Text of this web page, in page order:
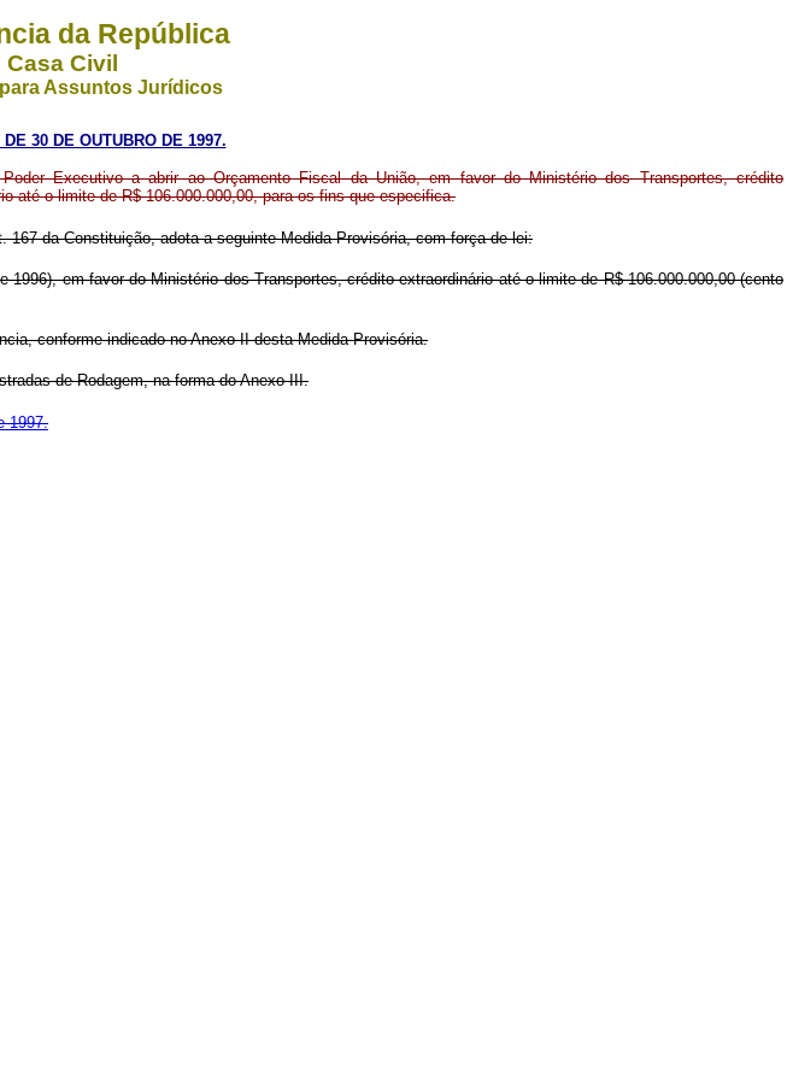
da República
Casa Civil
Assuntos Jurídicos
30 DE OUTUBRO DE 1997.
Executivo a abrir ao Orçamento Fiscal da União, em favor do Ministério dos Transportes, crédito
até o limite de R$ 106.000.000,00, para os fins que especifica.
167 da Constituição, adota a seguinte Medida Provisória, com força de lei:
1996), em favor do Ministério dos Transportes, crédito extraordinário até o limite de R$ 106.000.000,00 (cento
conforme indicado no Anexo II desta Medida Provisória.
de Rodagem, na forma do Anexo III.
1997.